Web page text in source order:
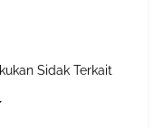
Sidak Terkait